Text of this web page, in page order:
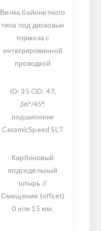
Вилка байонетного
типа под дисковые
тормоза с
интегрированной
проводкой
ID: 35 OD: 47,
36°/45°,
подшипники
CeramicSpeed SLT
Карбоновый
подседельный
штырь //
Смещение (offset)
0 или 15 мм.